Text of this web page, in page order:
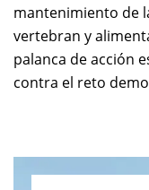
mantenimiento de
vertebran y
palanca de acción
contra el reto